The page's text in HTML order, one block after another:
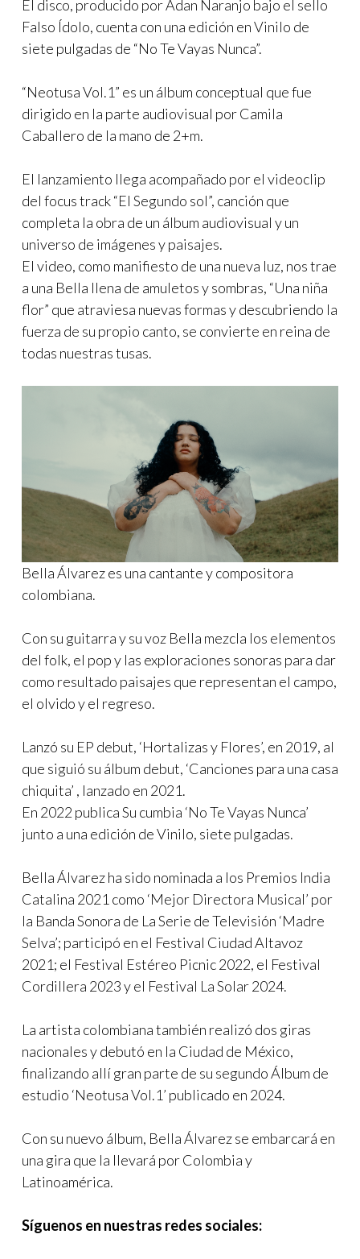
El disco, producido por Adan Naranjo bajo el sello
Falso Ídolo, cuenta con una edición en Vinilo de
siete pulgadas de “No Te Vayas Nunca”.
“Neotusa Vol.1” es un álbum conceptual que fue
dirigido en la parte audiovisual por Camila
Caballero de la mano de 2+m.
El lanzamiento llega acompañado por el videoclip
del focus track “El Segundo sol”, canción que
completa la obra de un álbum audiovisual y un
universo de imágenes y paisajes.
El video, como manifiesto de una nueva luz, nos trae
a una Bella llena de amuletos y sombras, “Una niña
flor” que atraviesa nuevas formas y descubriendo la
fuerza de su propio canto, se convierte en reina de
todas nuestras tusas.
Bella Álvarez es una cantante y compositora
colombiana.
Con su guitarra y su voz Bella mezcla los elementos
del folk, el pop y las exploraciones sonoras para dar
como resultado paisajes que representan el campo,
el olvido y el regreso.
Lanzó su EP debut, ‘Hortalizas y Flores’, en 2019, al
que siguió su álbum debut, ‘Canciones para una casa
chiquita’ , lanzado en 2021.
En 2022 publica Su cumbia ‘No Te Vayas Nunca’
junto a una edición de Vinilo, siete pulgadas.
Bella Álvarez ha sido nominada a los Premios India
Catalina 2021 como ‘Mejor Directora Musical’ por
la Banda Sonora de La Serie de Televisión ‘Madre
Selva’; participó en el Festival Ciudad Altavoz
2021; el Festival Estéreo Picnic 2022, el Festival
Cordillera 2023 y el Festival La Solar 2024.
La artista colombiana también realizó dos giras
nacionales y debutó en la Ciudad de México,
finalizando allí gran parte de su segundo Álbum de
estudio ‘Neotusa Vol.1’ publicado en 2024.
Con su nuevo álbum, Bella Álvarez se embarcará en
una gira que la llevará por Colombia y
Latinoamérica.
Síguenos en nuestras redes sociales: